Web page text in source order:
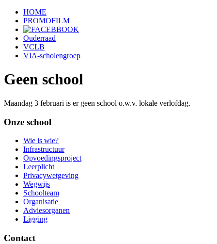
HOME
PROMOFILM
Ouderraad
VCLB
VIA-scholengroep
Geen school
Maandag 3 februari is er geen school o.w.v. lokale verlofdag.
Onze school
Wie is wie?
Infrastructuur
Opvoedingsproject
Leerplicht
Privacywetgeving
Wegwijs
Schoolteam
Organisatie
Adviesorganen
Ligging
Contact